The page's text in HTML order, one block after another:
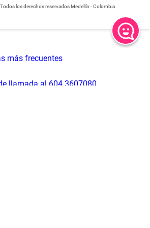
los derechos reservados Medellín - Colombia
más frecuentes
llamada al 604 3607080